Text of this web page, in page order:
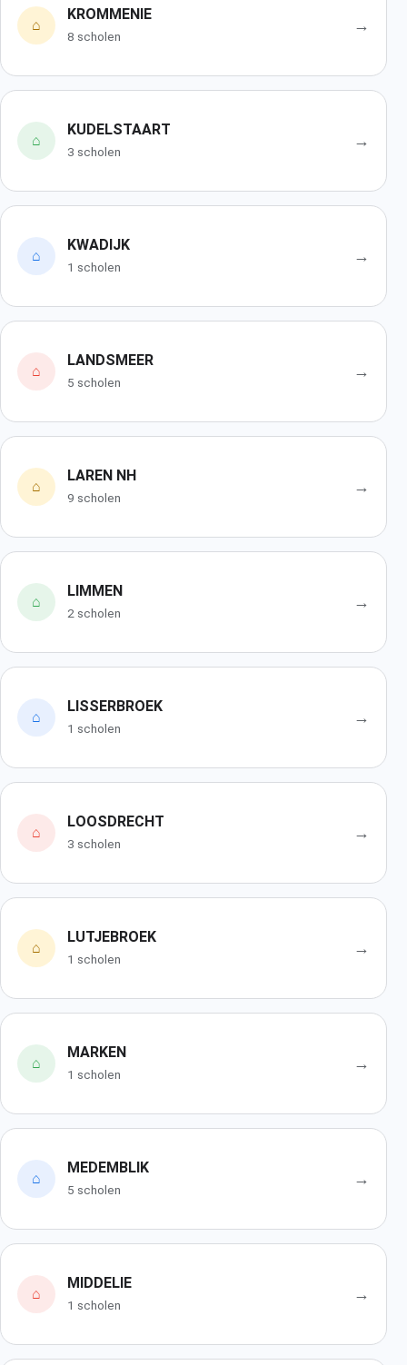
⌂
KROMMENIE
8 scholen
→
⌂
KUDELSTAART
3 scholen
→
⌂
KWADIJK
1 scholen
→
⌂
LANDSMEER
5 scholen
→
⌂
LAREN NH
9 scholen
→
⌂
LIMMEN
2 scholen
→
⌂
LISSERBROEK
1 scholen
→
⌂
LOOSDRECHT
3 scholen
→
⌂
LUTJEBROEK
1 scholen
→
⌂
MARKEN
1 scholen
→
⌂
MEDEMBLIK
5 scholen
→
⌂
MIDDELIE
1 scholen
→